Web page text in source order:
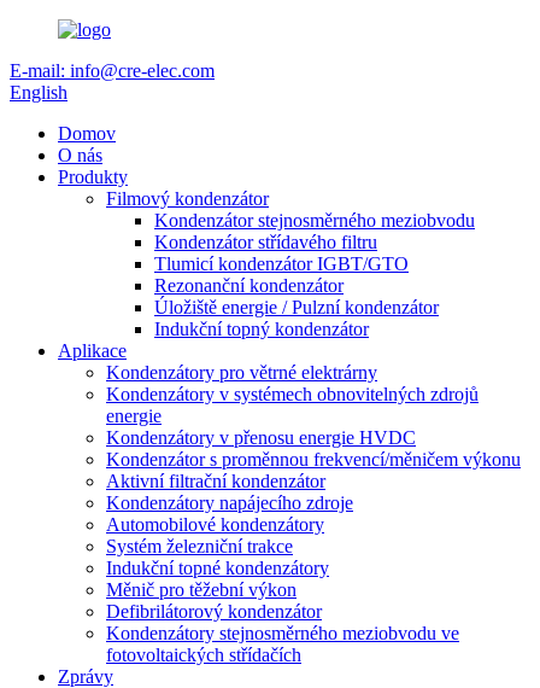
E-mail: info@cre-elec.com
English
Domov
O nás
Produkty
Filmový kondenzátor
Kondenzátor stejnosměrného meziobvodu
Kondenzátor střídavého filtru
Tlumicí kondenzátor IGBT/GTO
Rezonanční kondenzátor
Úložiště energie / Pulzní kondenzátor
Indukční topný kondenzátor
Aplikace
Kondenzátory pro větrné elektrárny
Kondenzátory v systémech obnovitelných zdrojů
energie
Kondenzátory v přenosu energie HVDC
Kondenzátor s proměnnou frekvencí/měničem výkonu
Aktivní filtrační kondenzátor
Kondenzátory napájecího zdroje
Automobilové kondenzátory
Systém železniční trakce
Indukční topné kondenzátory
Měnič pro těžební výkon
Defibrilátorový kondenzátor
Kondenzátory stejnosměrného meziobvodu ve
fotovoltaických střídačích
Zprávy